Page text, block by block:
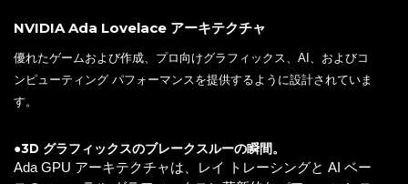
NVIDIA Ada Lovelace アーキテクチャ
優れたゲームおよび作成、プロ向けグラフィックス、AI、およびコ
ンピューティング パフォーマンスを提供するように設計されていま
す。
●3D グラフィックスのブレークスルーの瞬間。
Ada GPU アーキテクチャは、レイ トレーシングと AI ベー